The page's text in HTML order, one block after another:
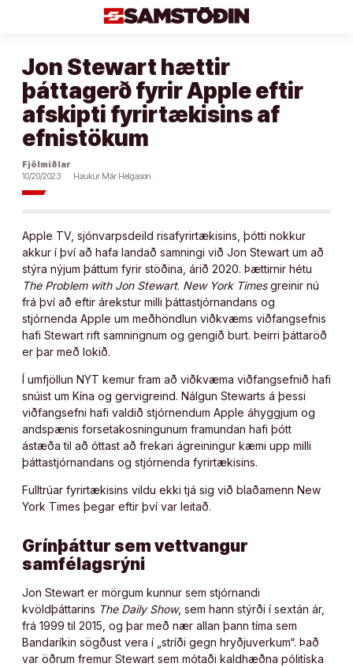
Jon Stewart hættir
þáttagerð fyrir Apple eftir
afskipti fyrirtækisins af
efnistökum
Fjölmiðlar
10/20/2023
Haukur Már Helgason
Apple TV, sjónvarpsdeild risafyrirtækisins, þótti nokkur
akkur í því að hafa landað samningi við Jon Stewart um að
stýra nýjum þáttum fyrir stöðina, árið 2020. Þættirnir hétu
The Problem with Jon Stewart. New York Timesgreinir nú
frá því að eftir árekstur milli þáttastjórnandans og
stjórnenda Apple um meðhöndlun viðkvæms viðfangsefnis
hafi Stewart rift samningnum og gengið burt. Þeirri þáttaröð
er þar með lokið.
Í umfjöllun NYT kemur fram að viðkvæma viðfangsefnið hafi
snúist um Kína og gervigreind. Nálgun Stewarts á þessi
viðfangsefni hafi valdið stjórnendum Apple áhyggjum og
andspænis forsetakosningunum framundan hafi þótt
ástæða til að óttast að frekari ágreiningur kæmi upp milli
þáttastjórnandans og stjórnenda fyrirtækisins.
Fulltrúar fyrirtækisins vildu ekki tjá sig við blaðamenn New
York Times þegar eftir því var leitað.
Grínþáttur sem vettvangur
samfélagsrýni
Jon Stewart er mörgum kunnur sem stjórnandi
kvöldþáttarins The Daily Show, sem hann stýrði í sextán ár,
frá 1999 til 2015, og þar með nær allan þann tíma sem
Bandaríkin sögðust vera í „stríði gegn hryðjuverkum“. Það
var öðrum fremur Stewart sem mótaði kaldhæðna pólitíska